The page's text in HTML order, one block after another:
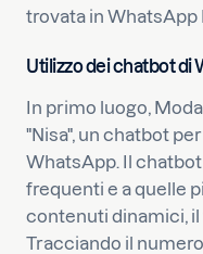
trovata in WhatsApp
Utilizzo dei chatbot di
In primo luogo,
"Nisa", un chatbot
WhatsApp. Il
frequenti e a quelle
contenuti dinamici,
Tracciando il